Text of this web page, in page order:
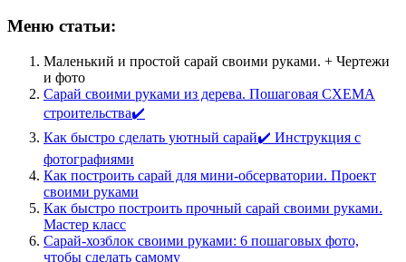
Меню статьи:
Маленький и простой сарай своими руками. + Чертежи
и фото
Сарай своими руками из дерева. Пошаговая СХЕМА
строительства✔️
Как быстро сделать уютный сарай✔️ Инструкция с
фотографиями
Как построить сарай для мини-обсерватории. Проект
своими руками
Как быстро построить прочный сарай своими руками.
Мастер класс
Сарай-хозблок своими руками: 6 пошаговых фото,
чтобы сделать самому